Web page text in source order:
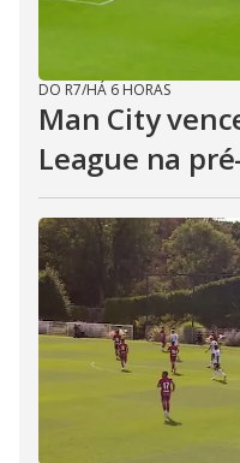
DO R7/HÁ 6 HORAS
Man City
League na